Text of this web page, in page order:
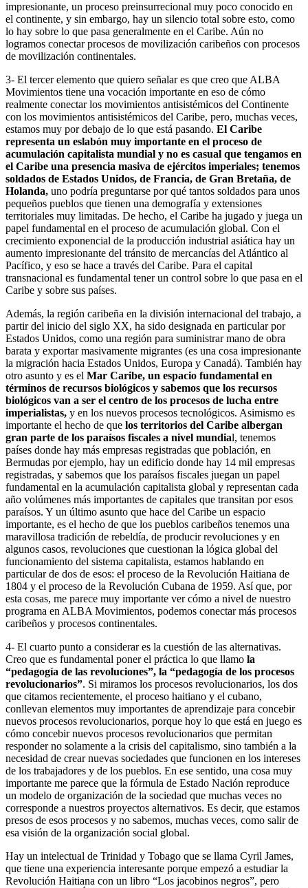
impresionante, un proceso preinsurrecional muy poco conocido en
el continente, y sin embargo, hay un silencio total sobre esto, como
lo hay sobre lo que pasa generalmente en el Caribe. Aún no
logramos conectar procesos de movilización caribeños con procesos
de movilización continentales.
3- El tercer elemento que quiero señalar es que creo que ALBA
Movimientos tiene una vocación importante en eso de cómo
realmente conectar los movimientos antisistémicos del Continente
con los movimientos antisistémicos del Caribe, pero, muchas veces,
estamos muy por debajo de lo que está pasando. El Caribe
representa un eslabón muy importante en el proceso de
acumulación capitalista mundial y no es casual que tengamos en
el Caribe una presencia masiva de ejércitos imperiales; tenemos
soldados de Estados Unidos, de Francia, de Gran Bretaña, de
Holanda, uno podría preguntarse por qué tantos soldados para unos
pequeños pueblos que tienen una demografía y extensiones
territoriales muy limitadas. De hecho, el Caribe ha jugado y juega un
papel fundamental en el proceso de acumulación global. Con el
crecimiento exponencial de la producción industrial asiática hay un
aumento impresionante del tránsito de mercancías del Atlántico al
Pacífico, y eso se hace a través del Caribe. Para el capital
transnacional es fundamental tener un control sobre lo que pasa en el
Caribe y sobre sus países.
Además, la región caribeña en la división internacional del trabajo, a
partir del inicio del siglo XX, ha sido designada en particular por
Estados Unidos, como una región para suministrar mano de obra
barata y exportar masivamente migrantes (es una cosa impresionante
la migración hacia Estados Unidos, Europa y Canadá). También hay
otro asunto y es el Mar Caribe, un espacio fundamental en
términos de recursos biológicos y sabemos que los recursos
biológicos van a ser el centro de los procesos de lucha entre
imperialistas, y en los nuevos procesos tecnológicos. Asimismo es
importante el hecho de que los territorios del Caribe albergan
gran parte de los paraísos fiscales a nivel mundial, tenemos
países donde hay más empresas registradas que población, en
Bermudas por ejemplo, hay un edificio donde hay 14 mil empresas
registradas, y sabemos que los paraísos fiscales juegan un papel
fundamental en la acumulación capitalista global y representan cada
año volúmenes más importantes de capitales que transitan por esos
paraísos. Y un último asunto que hace del Caribe un espacio
importante, es el hecho de que los pueblos caribeños tenemos una
maravillosa tradición de rebeldía, de producir revoluciones y en
algunos casos, revoluciones que cuestionan la lógica global del
funcionamiento del sistema capitalista, estamos hablando en
particular de dos de esos: el proceso de la Revolución Haitiana de
1804 y el proceso de la Revolución Cubana de 1959. Así que, por
esta cosas, me parece muy importante ver cómo a nivel de nuestro
programa en ALBA Movimientos, podemos conectar más procesos
caribeños y procesos continentales.
4- El cuarto punto a considerar es la cuestión de las alternativas.
Creo que es fundamental poner el práctica lo que llamo la
“pedagogía de las revoluciones”, la “pedagogía de los procesos
revolucionarios”. Si miramos los procesos revolucionarios, los dos
que citamos recientemente, el proceso haitiano y el cubano,
conllevan elementos muy importantes de aprendizaje para concebir
nuevos procesos revolucionarios, porque hoy lo que está en juego es
cómo concebir nuevos procesos revolucionarios que permitan
responder no solamente a la crisis del capitalismo, sino también a la
necesidad de crear nuevas sociedades que funcionen en los intereses
de los trabajadores y de los pueblos. En ese sentido, una cosa muy
importante me parece que la fórmula de Estado Nación reproduce
un modelo de organización de la sociedad que muchas veces no
corresponde a nuestros proyectos alternativos. Es decir, que estamos
presos de esos procesos y no sabemos, muchas veces, como salir de
esa visión de la organización social global.
Hay un intelectual de Trinidad y Tobago que se llama Cyril James,
que tiene una experiencia interesante porque empezó a estudiar la
Revolución Haitiana con un libro “Los jacobinos negros”, pero